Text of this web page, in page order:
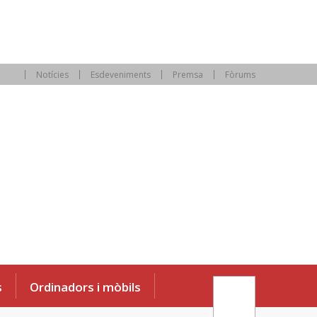
Notícies Esdeveniments Premsa Fòrums
Ordinadors i mòbils